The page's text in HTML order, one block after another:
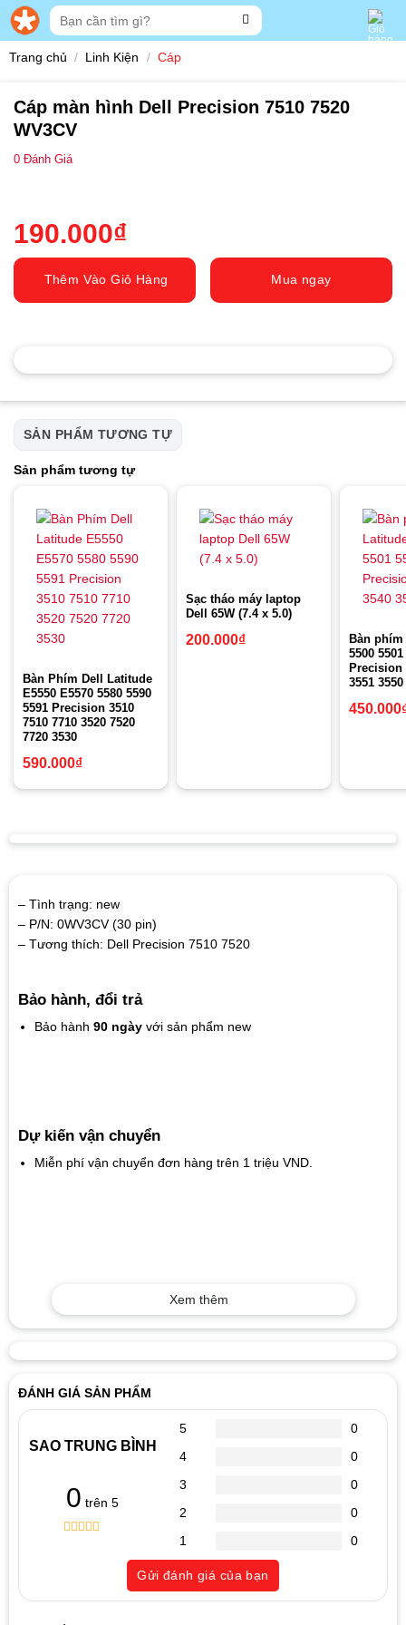
Skip
Tìm
kiếm:
Trang chủ / Linh Kiện / Cáp
Cáp màn hình Dell Precision 7510 7520
WV3CV
0 Đánh Giá
190.000₫
Thêm Vào Giỏ Hàng Mua ngay
SẢN PHẨM TƯƠNG TỰ
Sản phẩm tương tự
Bàn Phím Dell Latitude
E5550 E5570 5580 5590
5591 Precision 3510
7510 7710 3520 7520
7720 3530
590.000₫
Sạc tháo máy laptop
Dell 65W (7.4 x 5.0)
200.000₫
Bàn
5500
Precision
3551 3550
450.000
– Tình trạng: new
– P/N: 0WV3CV (30 pin)
– Tương thích: Dell Precision 7510 7520
Bảo hành, đổi trả
Bảo hành 90 ngàyvới sản phẩm new
Dự kiến vận chuyển
Miễn phí vận chuyển đơn hàng trên 1 triệu VND.
Xem thêm
ĐÁNH GIÁ SẢN PHẨM
SAO TRUNG BÌNH
0 trên 5
on
customer
5
0
4
0
3
0
2
0
1
0
Gửi đánh giá của bạn